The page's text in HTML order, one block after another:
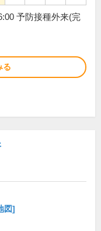
予防接種外来(完
る
図]